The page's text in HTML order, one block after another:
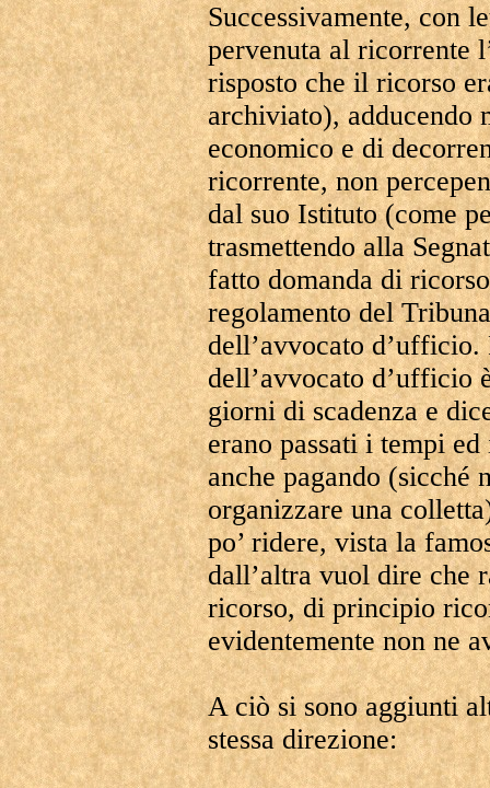
Successivamente, con
pervenuta al ricorrente
risposto che il ricorso
archiviato), adducendo
economico e di
ricorrente, non
dal suo Istituto (come
trasmettendo alla
fatto domanda di
regolamento del
dell’avvocato
dell’avvocato d’ufficio
giorni di scadenza e
erano passati i tempi
anche pagando (sicché
organizzare una
po’ ridere, vista la
dall’altra vuol dire che
ricorso, di principio
evidentemente non ne
A ciò si sono aggiunti
stessa direzione: